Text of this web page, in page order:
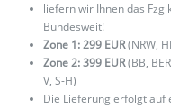
liefern wir Ihnen das Fzg
Bundesweit!
Zone 1: 299 EUR(NRW,
Zone 2: 399 EUR(BB,
V, S-H)
Die Lieferung erfolgt auf